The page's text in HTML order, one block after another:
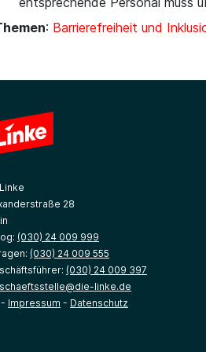
: Barrierefreiheit und
28
(030) 24 009 999
(030) 24 009 555
(030) 24 009 397
linke.de
- Impressum - Datenschutz